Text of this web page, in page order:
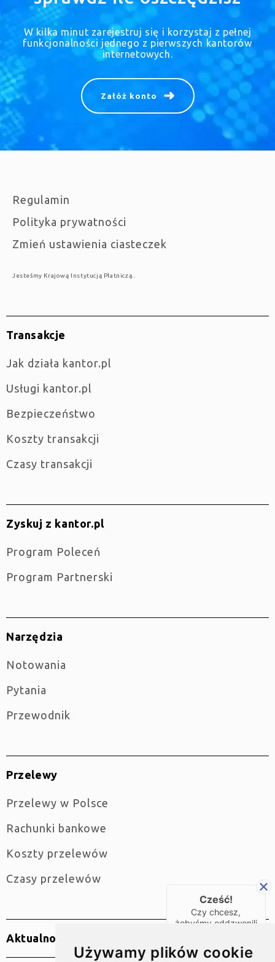
Używamy plików cookie
W kilka minut zarejestruj się i korzystaj z pełnej
funkcjonalności jednego z pierwszych kantorów
internetowych.
Załóż konto
Regulamin
Polityka prywatności
Zmień ustawienia ciasteczek
Jesteśmy Krajową Instytucją Płatniczą..
Transakcje
jak działa kantor.pl
Usługi kantor.pl
Bezpieczeństwo
Koszty transakcji
Czasy transakcji
Zyskuj z kantor.pl
Program Poleceń
Program Partnerski
Narzędzia
Notowania
Pytania
Przewodnik
Przelewy
Przelewy w Polsce
Rachunki bankowe
Koszty przelewów
Czasy przelewów
Aktualności
Cześć!
Czy chcesz,
żebyśmy oddzwonili
sekund?